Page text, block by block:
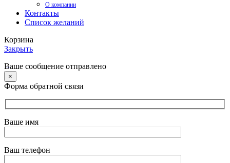
О компании
Контакты
Список желаний
Корзина
Закрыть
Ваше сообщение отправлено
×
Форма обратной связи
Ваше имя
Ваш телефон